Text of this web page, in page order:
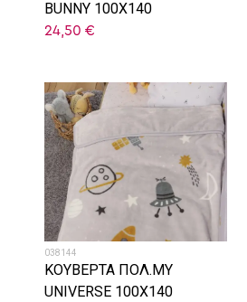
BUNNY 100X140
24,50 €
038144
ΚΟΥΒΕΡΤΑ ΠΟΛ.MY
UNIVERSE 100X140